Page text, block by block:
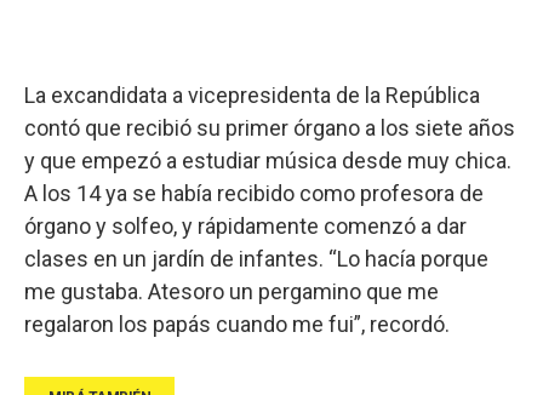
La excandidata a vicepresidenta de la República
contó que recibió su primer órgano a los siete años
y que empezó a estudiar música desde muy chica.
A los 14 ya se había recibido como profesora de
órgano y solfeo, y rápidamente comenzó a dar
clases en un jardín de infantes. “Lo hacía porque
me gustaba. Atesoro un pergamino que me
regalaron los papás cuando me fui”, recordó.